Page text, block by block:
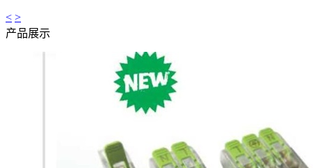
< >
产品展示